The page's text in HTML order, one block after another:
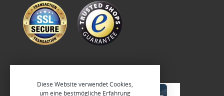
Diese Website verwendet Cookies,
um eine bestmögliche Erfahrung